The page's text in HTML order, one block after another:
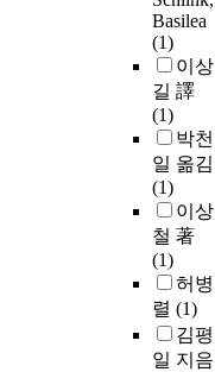
Basilea
(1)
이상
길 譯
(1)
박천
일 옮김
(1)
이상
철 著
(1)
허병
렬 (1)
김평
일 지음